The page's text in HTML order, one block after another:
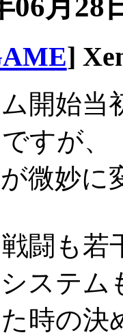
06月28
]
開始当
すが、
微妙に
闘も若
ステム
時の決